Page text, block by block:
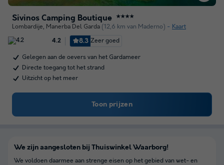
Sivinos Camping Boutique ★★★★
Lombardije, Manerba Del Garda (12,6 km van Maderno) Kaart
4.2 8.3 Zeer goed
Gelegen aan de oevers van het Gardameer
Directe toegang tot het strand
Uitzicht op het meer
Toon prijzen
We zijn aangesloten bij Thuiswinkel Waarborg!
We voldoen daarmee aan strenge eisen op het gebied van wet- en